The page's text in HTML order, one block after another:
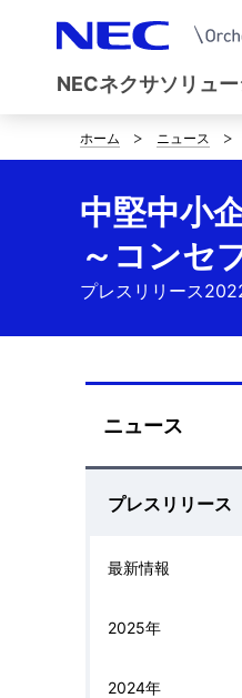
NECネクサソリュ
B
e
a
ホーム ニュース
中堅中小
～コンセ
プレスリリース
o
ニュース
プレスリリース
最新情報
2025年
2024年